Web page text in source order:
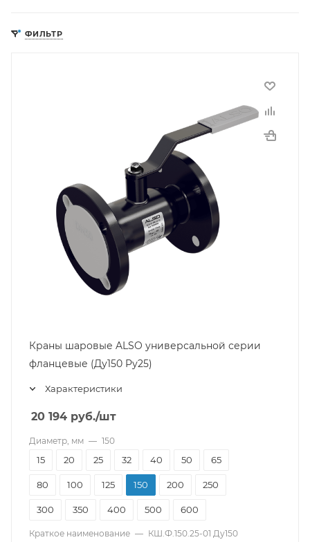
ФИЛЬТР
Краны шаровые ALSO универсальной серии
фланцевые (Ду150 Pу25)
Характеристики
20 194 руб./шт
Диаметр, мм — 150
15 20 25 32 40 50 65
80 100 125 150 200 250
300 350 400 500 600
Краткое наименование — КШ.Ф.150.25-01 Ду150